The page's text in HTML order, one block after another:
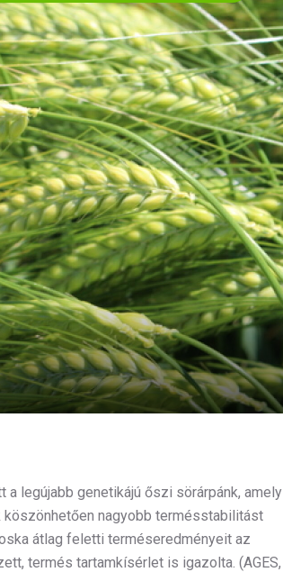
a legújabb genetikájú őszi sörárpánk, amely
köszönhetően nagyobb termésstabilitást
átlag feletti terméseredményeit az
termés tartamkísérlet is igazolta. (AGES,